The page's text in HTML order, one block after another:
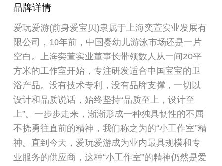
品牌详情
爱玩爱游(前身爱宝贝)隶属于上海奕萱实业发展有
限公司，10年前，中国婴幼儿游泳市场还是一片
空白。上海奕萱实业董事长带领数人从一间20平
方米的工作室开始，专注研发适合中国宝宝的卫
浴产品。没有技术专利，没有品牌支撑，一切以
设计和品质说话，始终坚持“品质至上，设计至
上”。一步步走来，渐渐形成一种独具韧性的不屈
不挠勇往直前的精神，我们称之为的“小工作室”精
神。直到今天，爱玩爱游成为业内最具规模和专
业服务的供应商，这种“小工作室”的精神仍然是爱